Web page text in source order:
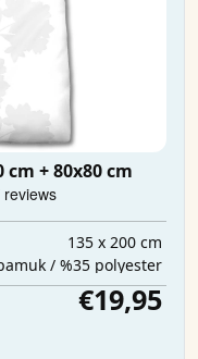
+ 80x80 cm
135 x 200 cm
/ %35 polyester
€19,95